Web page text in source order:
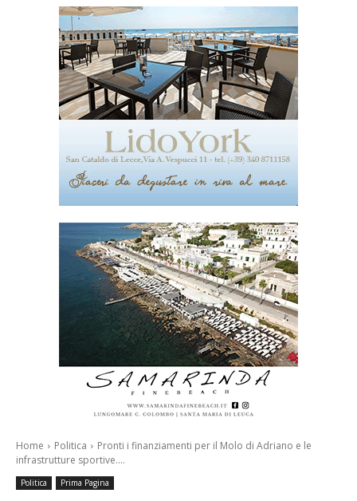
Home Politica
Pronti i finanziamenti per il Molo di Adriano e le
infrastrutture sportive....
Politica Prima Pagina